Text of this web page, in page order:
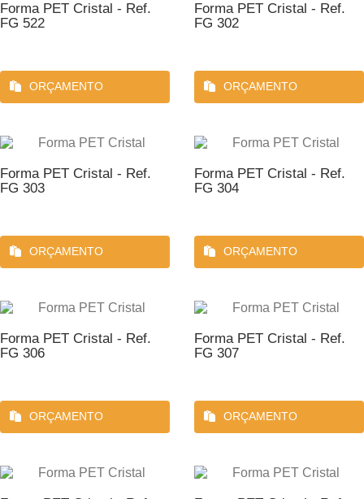
Forma PET Cristal - Ref.
FG 522
ORÇAMENTO
Forma PET Cristal - Ref.
FG 302
ORÇAMENTO
Forma PET Cristal - Ref.
FG 303
ORÇAMENTO
Forma PET Cristal - Ref.
FG 304
ORÇAMENTO
Forma PET Cristal - Ref.
FG 306
ORÇAMENTO
Forma PET Cristal - Ref.
FG 307
ORÇAMENTO